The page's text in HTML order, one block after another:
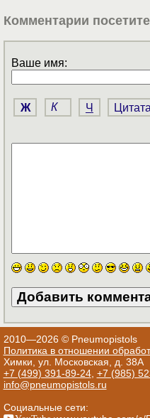
Комментарии
Ваше имя:
Ж К Ч Цитата
2010—2026 © Pneumopistols
Политика в отношении
Химки, ул. Московская, д. 38А
+7 (499) 391-89-24, +7 (985)
info@pneumopistols.ru
Социальные сети: